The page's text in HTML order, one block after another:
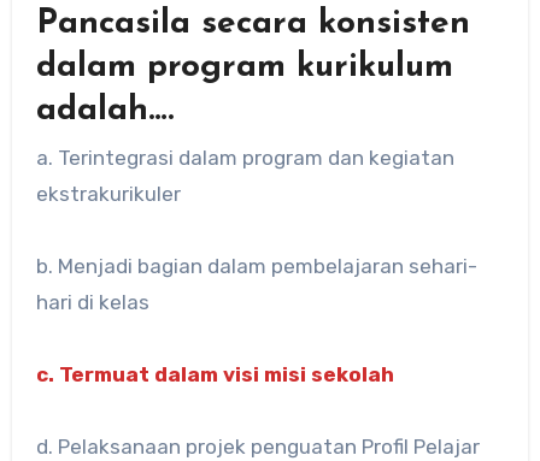
Pancasila secara konsisten
dalam program kurikulum
adalah….
a. Terintegrasi dalam program dan kegiatan
ekstrakurikuler
b. Menjadi bagian dalam pembelajaran sehari-
hari di kelas
c. Termuat dalam visi misi sekolah
d. Pelaksanaan projek penguatan Profil Pelajar